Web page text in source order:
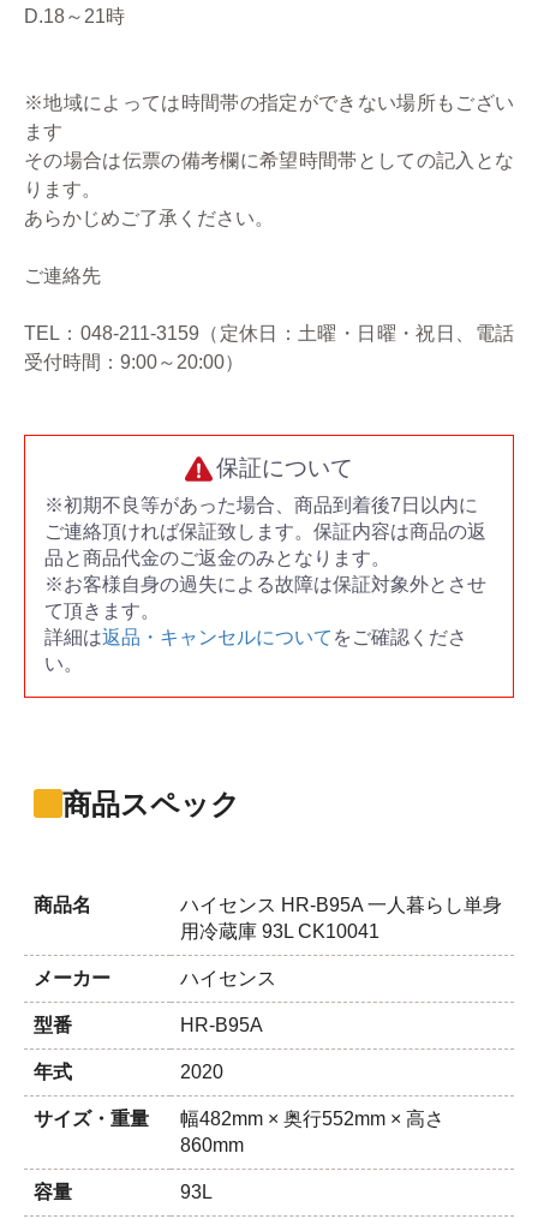
D.18～21時
※地域によっては時間帯の指定ができない場所もござい
ます
その場合は伝票の備考欄に希望時間帯としての記入とな
ります。
あらかじめご了承ください。
ご連絡先
TEL：048-211-3159（定休日：土曜・日曜・祝日、電話
受付時間：9:00～20:00）
保証について
※初期不良等があった場合、商品到着後7日以内に
ご連絡頂ければ保証致します。保証内容は商品の返
品と商品代金のご返金のみとなります。
※お客様自身の過失による故障は保証対象外とさせ
て頂きます。
詳細は返品・キャンセルについて をご確認くださ
い。
商品スペック
商品名
ハイセンス HR-B95A 一人暮らし単身
用冷蔵庫 93L CK10041
メーカー ハイセンス
型番 HR-B95A
年式 2020
サイズ・重量
幅482mm × 奥行552mm × 高さ
860mm
容量 93L